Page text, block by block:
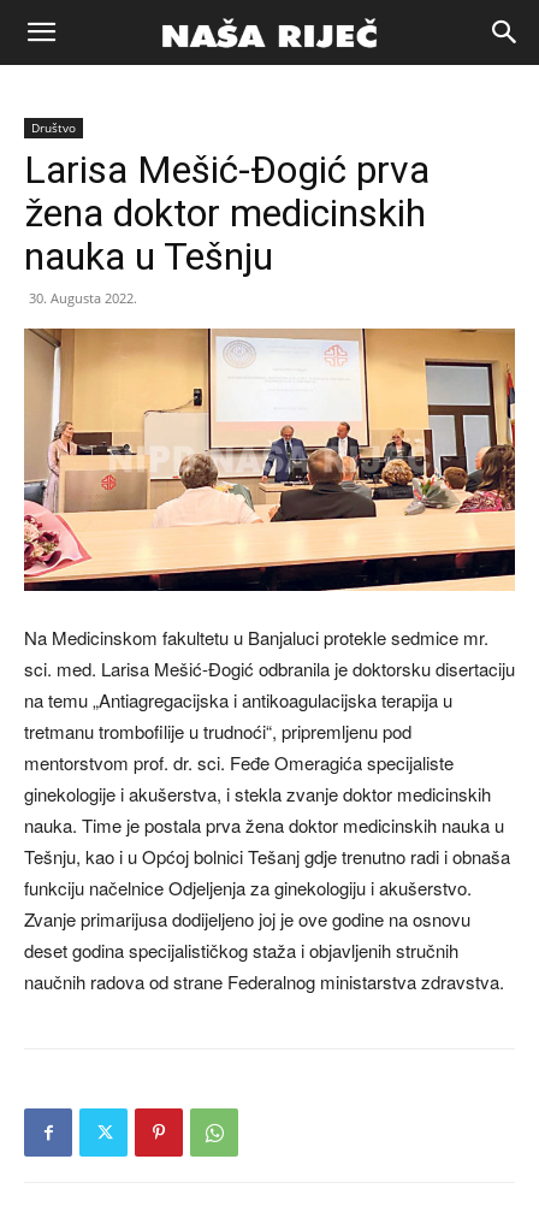
Naša
riječ
Društvo
Larisa Mešić-Đogić prva
žena doktor medicinskih
nauka u Tešnju
30. Augusta 2022.
Na Medicinskom fakultetu u Banjaluci protekle sedmice mr.
sci. med. Larisa Mešić-Đogić odbranila je doktorsku disertaciju
na temu „Antiagregacijska i antikoagulacijska terapija u
tretmanu trombofilije u trudnoći“, pripremljenu pod
mentorstvom prof. dr. sci. Feđe Omeragića specijaliste
ginekologije i akušerstva, i stekla zvanje doktor medicinskih
nauka. Time je postala prva žena doktor medicinskih nauka u
Tešnju, kao i u Općoj bolnici Tešanj gdje trenutno radi i obnaša
funkciju načelnice Odjeljenja za ginekologiju i akušerstvo.
Zvanje primarijusa dodijeljeno joj je ove godine na osnovu
deset godina specijalističkog staža i objavljenih stručnih
naučnih radova od strane Federalnog ministarstva zdravstva.